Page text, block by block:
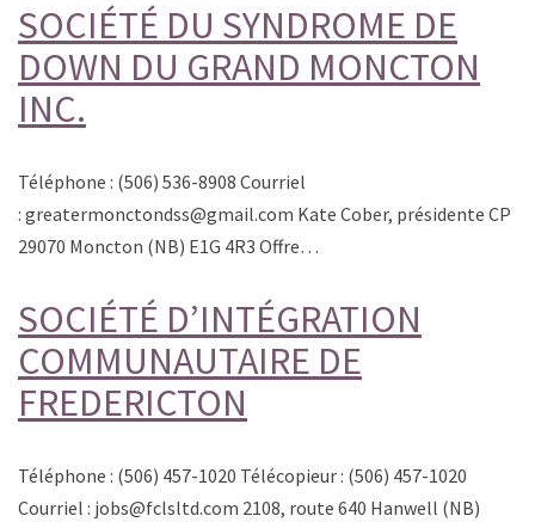
SOCIÉTÉ DU SYNDROME DE
DOWN DU GRAND MONCTON
INC.
Téléphone : (506) 536-8908 Courriel
: greatermonctondss@gmail.com Kate Cober, présidente CP
29070 Moncton (NB) E1G 4R3 Offre…
SOCIÉTÉ D’INTÉGRATION
COMMUNAUTAIRE DE
FREDERICTON
Téléphone : (506) 457-1020 Télécopieur : (506) 457-1020
Courriel : jobs@fclsltd.com 2108, route 640 Hanwell (NB)